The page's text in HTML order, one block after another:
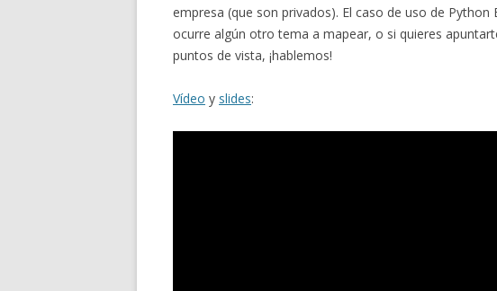
empresa (que son privados). El caso de uso de
ocurre algún otro tema a mapear, o si quieres
puntos de vista, ¡hablemos!
Vídeo y slides: